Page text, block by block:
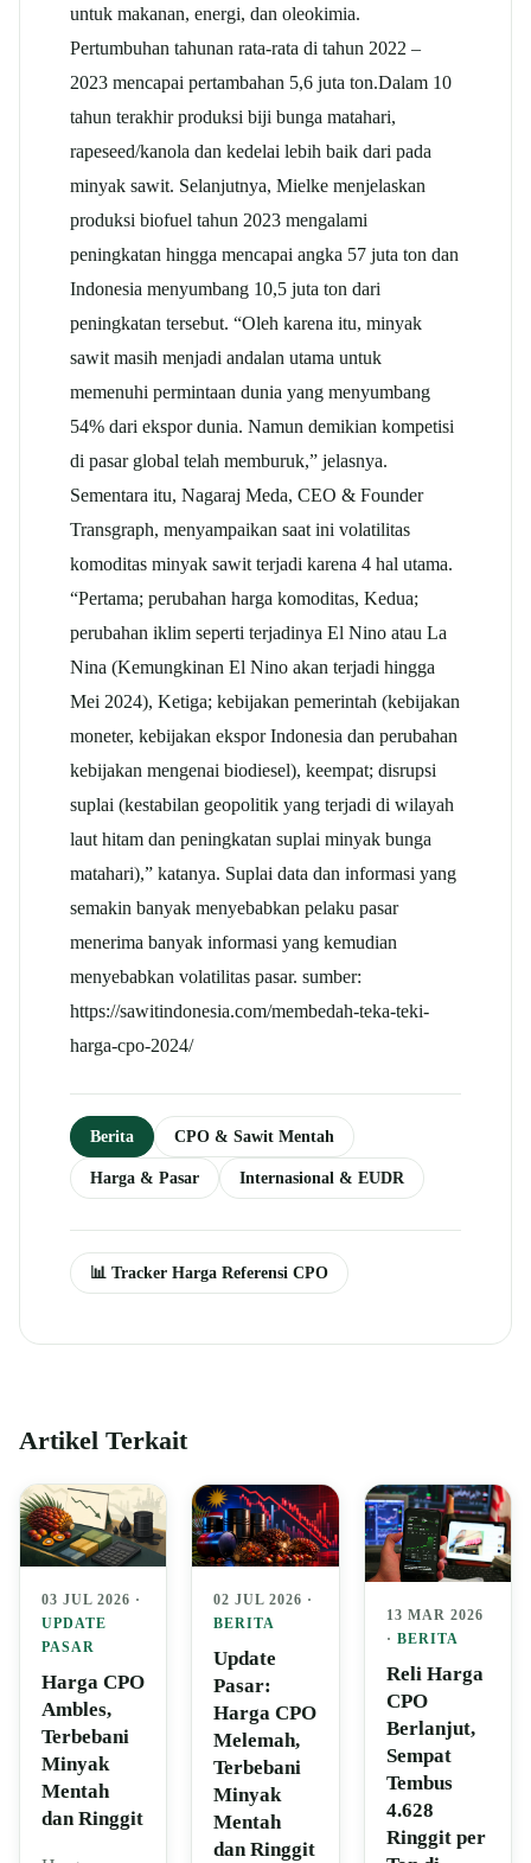
untuk makanan, energi, dan oleokimia.
Pertumbuhan tahunan rata-rata di tahun 2022 –
2023 mencapai pertambahan 5,6 juta ton.Dalam 10
tahun terakhir produksi biji bunga matahari,
rapeseed/kanola dan kedelai lebih baik dari pada
minyak sawit. Selanjutnya, Mielke menjelaskan
produksi biofuel tahun 2023 mengalami
peningkatan hingga mencapai angka 57 juta ton dan
Indonesia menyumbang 10,5 juta ton dari
peningkatan tersebut. “Oleh karena itu, minyak
sawit masih menjadi andalan utama untuk
memenuhi permintaan dunia yang menyumbang
54% dari ekspor dunia. Namun demikian kompetisi
di pasar global telah memburuk,” jelasnya.
Sementara itu, Nagaraj Meda, CEO & Founder
Transgraph, menyampaikan saat ini volatilitas
komoditas minyak sawit terjadi karena 4 hal utama.
“Pertama; perubahan harga komoditas, Kedua;
perubahan iklim seperti terjadinya El Nino atau La
Nina (Kemungkinan El Nino akan terjadi hingga
Mei 2024), Ketiga; kebijakan pemerintah (kebijakan
moneter, kebijakan ekspor Indonesia dan perubahan
kebijakan mengenai biodiesel), keempat; disrupsi
suplai (kestabilan geopolitik yang terjadi di wilayah
laut hitam dan peningkatan suplai minyak bunga
matahari),” katanya. Suplai data dan informasi yang
semakin banyak menyebabkan pelaku pasar
menerima banyak informasi yang kemudian
menyebabkan volatilitas pasar. sumber:
https://sawitindonesia.com/membedah-teka-teki-
harga-cpo-2024/
Berita CPO & Sawit Mentah
Harga & Pasar Internasional & EUDR
📊 Tracker Harga Referensi CPO
Artikel Terkait
03 JUL 2026 ·
UPDATE
PASAR
Harga CPO
Ambles,
Terbebani
Minyak
Mentah
dan Ringgit
02 JUL 2026 ·
BERITA
Update
Pasar:
Harga CPO
Melemah,
Terbebani
Minyak
Mentah
dan Ringgit
13 MAR 2026
· BERITA
Reli Harga
CPO
Berlanjut,
Sempat
Tembus
4.628
Ringgit per